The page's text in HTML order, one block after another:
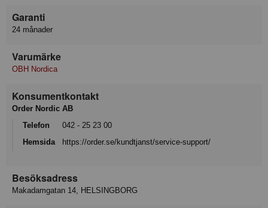
Garanti
24 månader
Varumärke
OBH Nordica
Konsumentkontakt
Order Nordic AB
Telefon
042 - 25 23 00
Hemsida
https://order.se/kundtjanst/service-support/
Besöksadress
Makadamgatan 14, HELSINGBORG